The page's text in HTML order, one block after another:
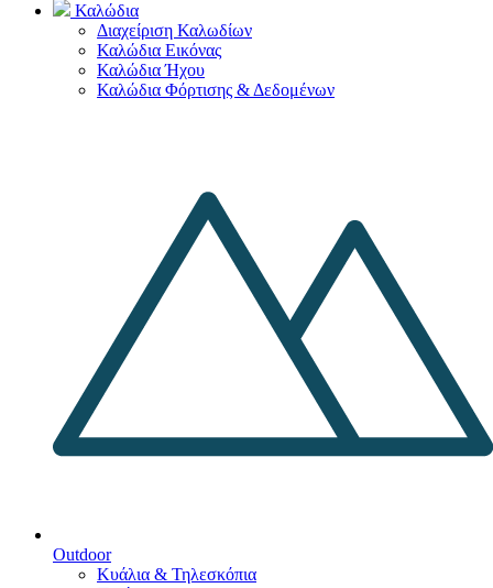
Καλώδια
Διαχείριση Καλωδίων
Καλώδια Εικόνας
Καλώδια Ήχου
Καλώδια Φόρτισης & Δεδομένων
Outdoor
Κυάλια & Τηλεσκόπια